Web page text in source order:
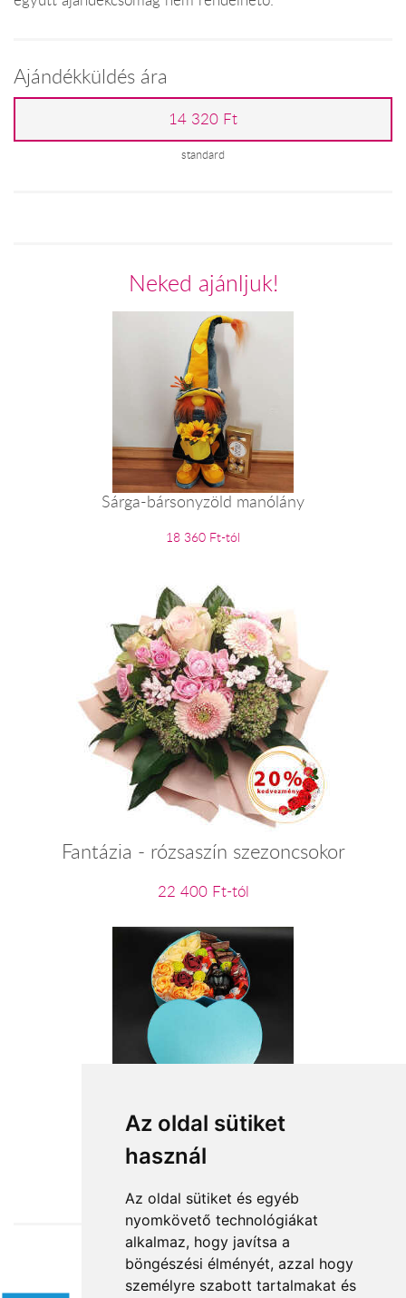
Az oldal sütiket
használ
Az oldal sütiket és egyéb
nyomkövető technológiákat
alkalmaz, hogy javítsa a
böngészési élményét, azzal hogy
személyre szabott tartalmakat és
Ajándékküldés ára
14 320 Ft
standard
Neked ajánljuk!
Sárga-bársonyzöld manólány
18 360 Ft-tól
Fantázia - rózsaszín szezoncsokor
22 400 Ft-tól
Merész szerénység
16 760 Ft-tól
Elfogadott fizetési módok